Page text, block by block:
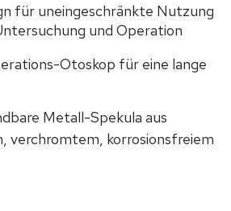
für uneingeschränkte Nutzung
und Operation
Otoskop für eine lange
Metall-Spekula aus
verchromtem, korrosionsfreiem